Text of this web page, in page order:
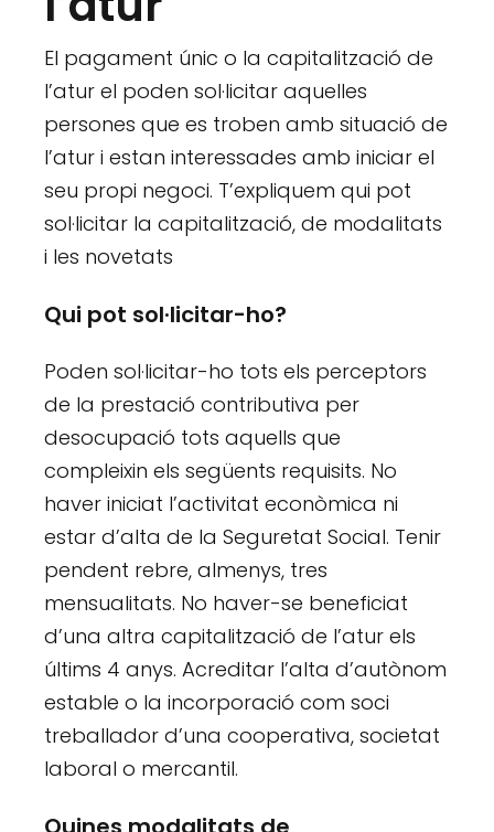
El pagament únic o la capitalització de
l’atur el poden sol·licitar aquelles
persones que es troben amb situació de
l’atur i estan interessades amb iniciar el
seu propi negoci. T’expliquem qui pot
sol·licitar la capitalització, de modalitats
i les novetats
Qui pot sol·licitar-ho?
Poden sol·licitar-ho tots els perceptors
de la prestació contributiva per
desocupació tots aquells que
compleixin els següents requisits. No
haver iniciat l’activitat econòmica ni
estar d’alta de la Seguretat Social. Tenir
pendent rebre, almenys, tres
mensualitats. No haver-se beneficiat
d’una altra capitalització de l’atur els
últims 4 anys. Acreditar l’alta d’autònom
estable o la incorporació com soci
treballador d’una cooperativa, societat
laboral o mercantil.